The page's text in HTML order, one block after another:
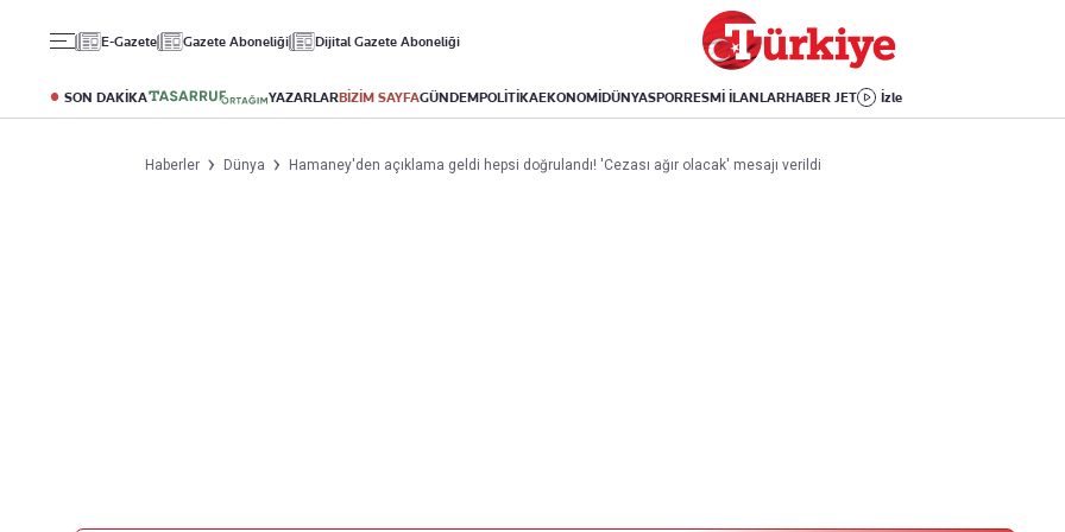
E-Gazete Gazete Aboneliği Dijital Gazete Aboneliği
SON DAKİKA YAZARLARBİZİM SAYFAGÜNDEMPOLİTİKAEKONOMİDÜNYASPORRESMİ İLANLARHABER JET İzle
Altın
Döviz
Kripto Para
Puan Durumu
Fikstür
Avrupa Ligi
Avrupa
Amerika
İsrail-Gazze
Yaşam
Sağlık
Yemek
Aktüel
Kitap
Haberler Dünya Hamaney'den açıklama geldi hepsi doğrulandı! 'Cezası ağır olacak' mesajı verildi